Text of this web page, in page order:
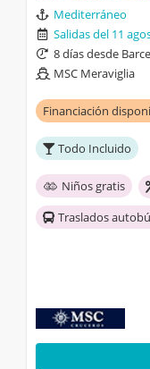
Mediterráneo
Salidas del 11
8 días desde
MSC Meraviglia
Financiación
Todo Incluido
Niños gratis
Traslados